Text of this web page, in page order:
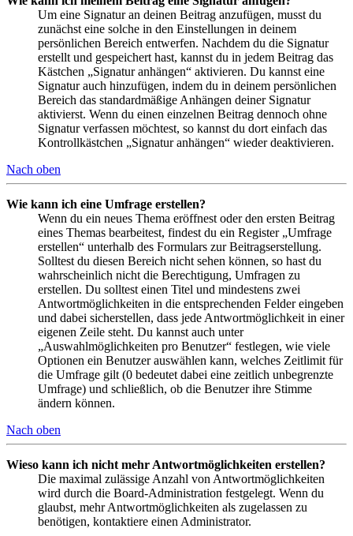
Um eine Signatur an deinen Beitrag anzufügen, musst du
zunächst eine solche in den Einstellungen in deinem
persönlichen Bereich entwerfen. Nachdem du die Signatur
erstellt und gespeichert hast, kannst du in jedem Beitrag das
Kästchen „Signatur anhängen“ aktivieren. Du kannst eine
Signatur auch hinzufügen, indem du in deinem persönlichen
Bereich das standardmäßige Anhängen deiner Signatur
aktivierst. Wenn du einen einzelnen Beitrag dennoch ohne
Signatur verfassen möchtest, so kannst du dort einfach das
Kontrollkästchen „Signatur anhängen“ wieder deaktivieren.
Nach oben
Wie kann ich eine Umfrage erstellen?
Wenn du ein neues Thema eröffnest oder den ersten Beitrag
eines Themas bearbeitest, findest du ein Register „Umfrage
erstellen“ unterhalb des Formulars zur Beitragserstellung.
Solltest du diesen Bereich nicht sehen können, so hast du
wahrscheinlich nicht die Berechtigung, Umfragen zu
erstellen. Du solltest einen Titel und mindestens zwei
Antwortmöglichkeiten in die entsprechenden Felder eingeben
und dabei sicherstellen, dass jede Antwortmöglichkeit in einer
eigenen Zeile steht. Du kannst auch unter
„Auswahlmöglichkeiten pro Benutzer“ festlegen, wie viele
Optionen ein Benutzer auswählen kann, welches Zeitlimit für
die Umfrage gilt (0 bedeutet dabei eine zeitlich unbegrenzte
Umfrage) und schließlich, ob die Benutzer ihre Stimme
ändern können.
Nach oben
Wieso kann ich nicht mehr Antwortmöglichkeiten erstellen?
Die maximal zulässige Anzahl von Antwortmöglichkeiten
wird durch die Board-Administration festgelegt. Wenn du
glaubst, mehr Antwortmöglichkeiten als zugelassen zu
benötigen, kontaktiere einen Administrator.